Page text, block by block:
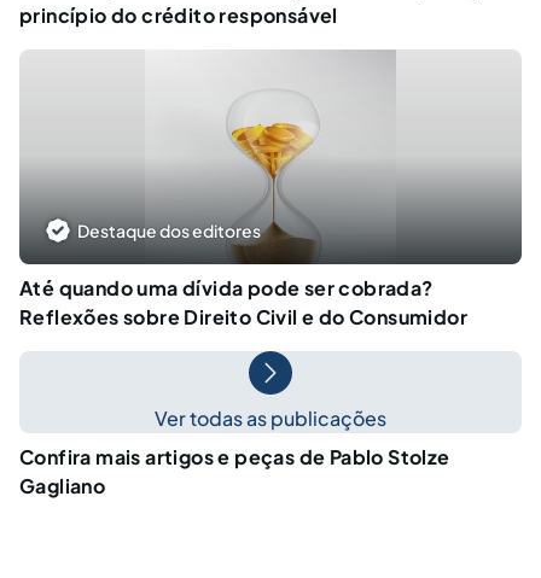
princípio do crédito responsável
Destaque dos editores
Até quando uma dívida pode ser cobrada?
Reflexões sobre Direito Civil e do Consumidor
Ver todas as publicações
Confira mais artigos e peças de Pablo Stolze
Gagliano